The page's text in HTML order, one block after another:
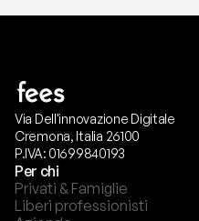
Via Dell'innovazione Digitale
Cremona, Italia 26100
P.IVA: 01699840193
Per chi
Privati & Famiglie
Liberi professionisti